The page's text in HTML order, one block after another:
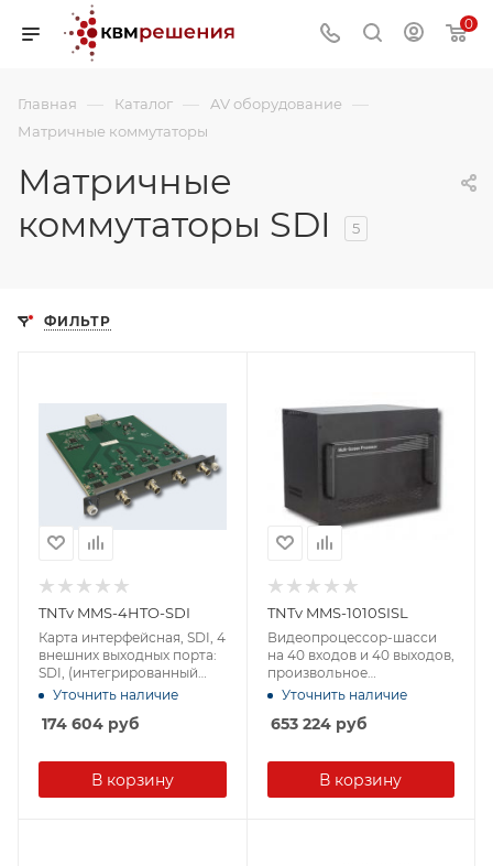
0
Главная — Каталог — AV оборудование —
Матричные коммутаторы
Матричные
коммутаторы SDI
5
ФИЛЬТР
TNTv MMS-4HTO-SDI
Карта интерфейсная, SDI, 4
внешних выходных порта:
SDI, (интегрированный
конвертер
ля коммутаторов серии
Уточнить наличие
174 604 руб
В корзину
TNTv MMS-1010SISL
Видеопроцессор-шасси
на 40 входов и 40 выходов,
произвольное
расположение окон
части изображения,
Уточнить наличие
653 224руб
В корзину